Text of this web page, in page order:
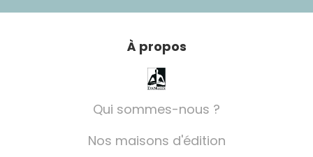
À propos
Qui sommes-nous ?
Nos maisons d'édition